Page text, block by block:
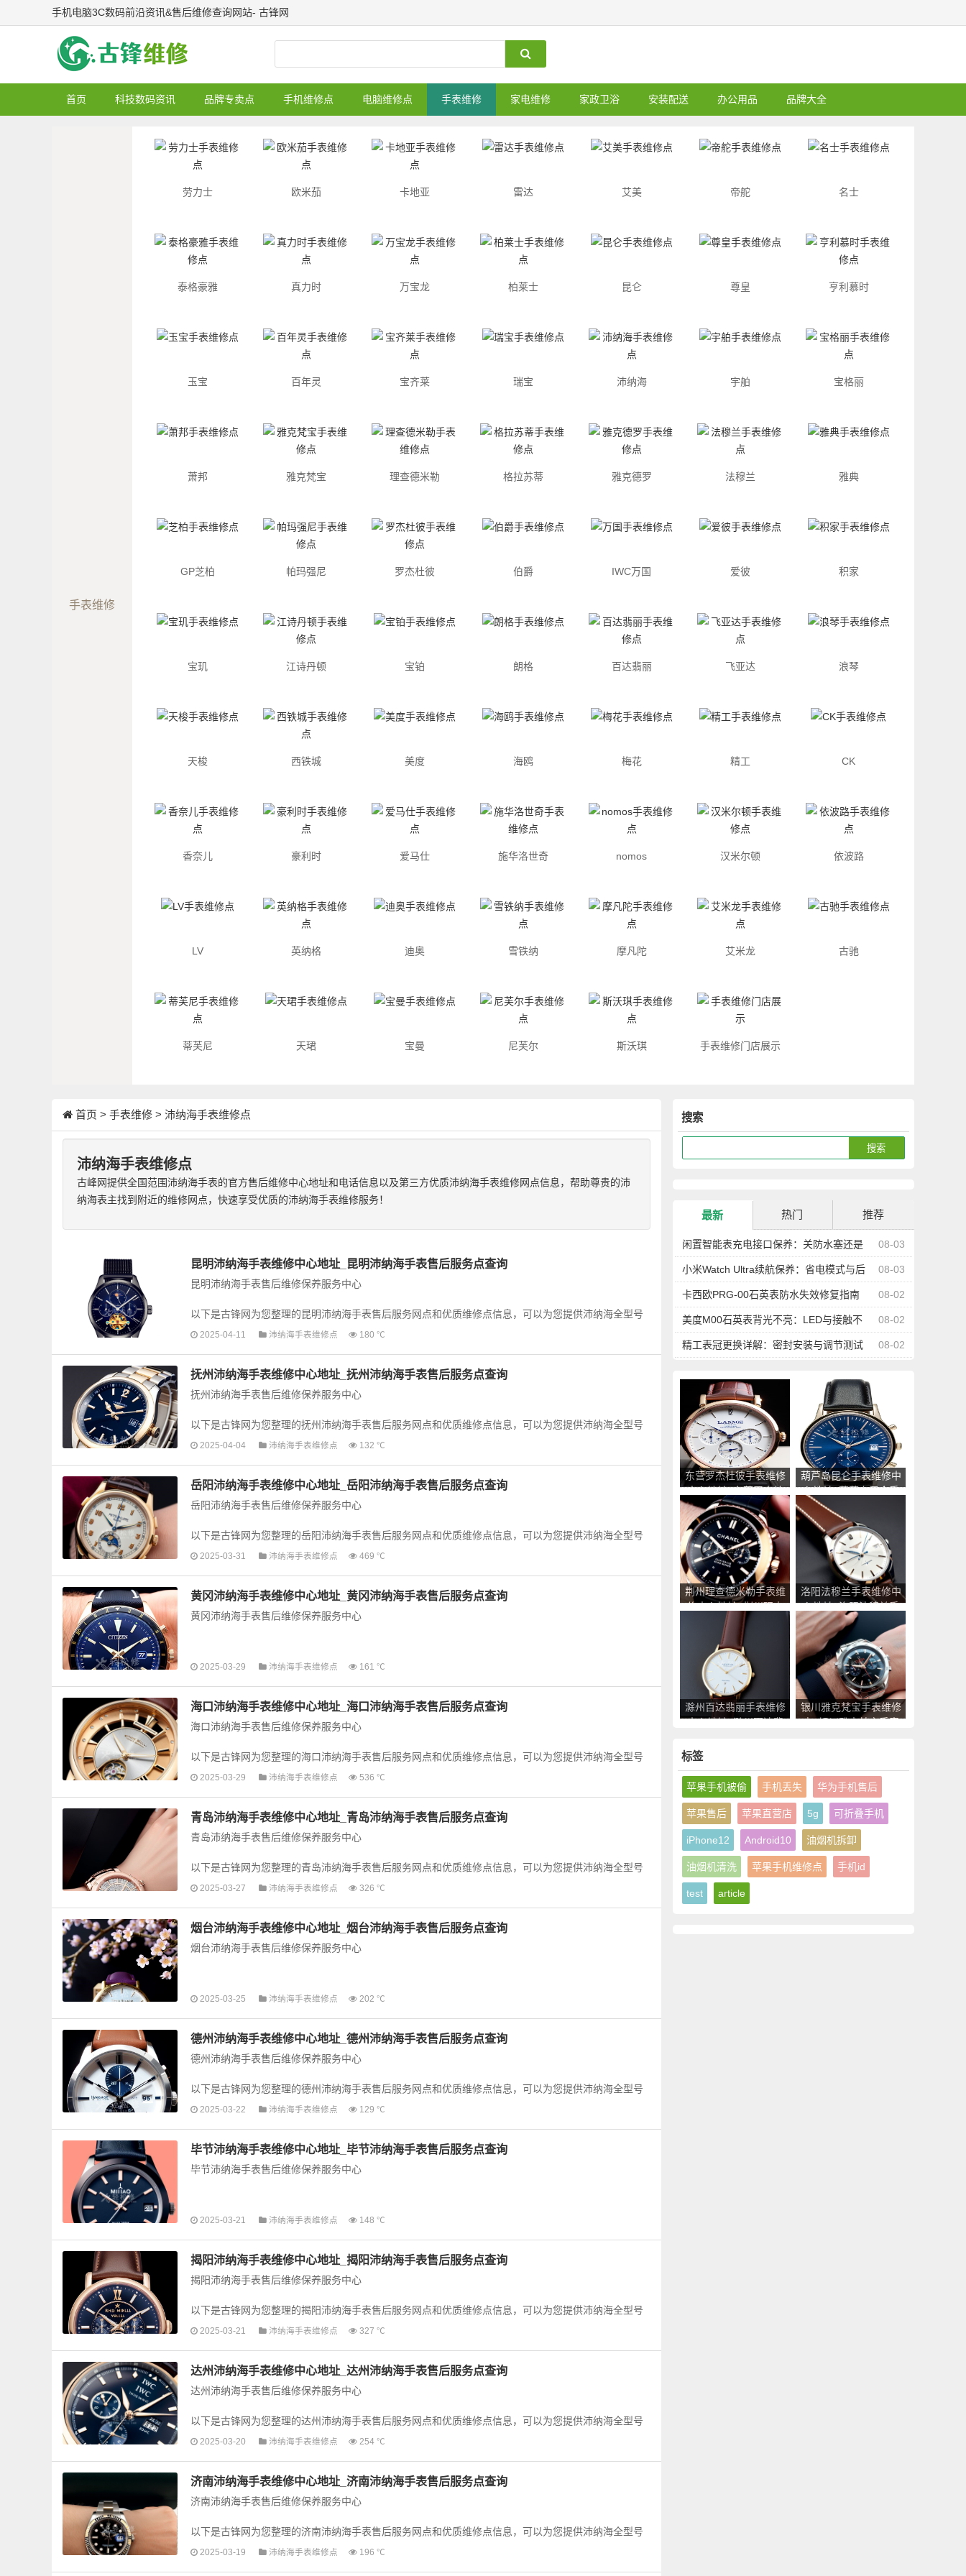
手机电脑3C数码前沿资讯&售后维修查询网站- 古锋网
首页 科技数码资讯 品牌专卖点 手机维修点 电脑维修点 手表维修 家电维修 家政卫浴 安装配送 办公用品 品牌大全
手表维修
劳力士 欧米茄 卡地亚 雷达 艾美 帝舵 名士
泰格豪雅 真力时 万宝龙 柏莱士 昆仑 尊皇 亨利慕时
玉宝 百年灵 宝齐莱 瑞宝 沛纳海 宇舶 宝格丽
萧邦 雅克梵宝 理查德米勒 格拉苏蒂 雅克德罗 法穆兰 雅典
GP芝柏 帕玛强尼 罗杰杜彼 伯爵 IWC万国 爱彼 积家
宝玑 江诗丹顿 宝铂 朗格 百达翡丽 飞亚达 浪琴
天梭 西铁城 美度 海鸥 梅花 精工 CK
香奈儿 豪利时 爱马仕 施华洛世奇 nomos 汉米尔顿 依波路
LV 英纳格 迪奥 雪铁纳 摩凡陀 艾米龙 古驰
蒂芙尼 天珺 宝曼 尼芙尔 斯沃琪 手表维修门店展示
搜索
最新 热门 推荐
08-03
闲置智能表充电接口保养：关防水塞还是
防尘更重要 08-03
小米Watch Ultra续航保养：省电模式与后
台管理 08-02
卡西欧PRG-00石英表防水失效修复指南
08-02
美度M00石英表背光不亮：LED与接触不
良修复 08-02
精工表冠更换详解：密封安装与调节测试
东营罗杰杜彼手表维修
中心地址_东营罗杰杜
彼手表售后服务点查询
葫芦岛昆仑手表维修中
心地址_葫芦岛昆仑手
表售后服务点查询
荆州理查德米勒手表维
修中心地址_荆州理查
德米勒手表售后服务点
查询
洛阳法穆兰手表维修中
心地址_洛阳法穆兰手
表售后服务点查询
滁州百达翡丽手表维修
中心地址_滁州百达翡
银川雅克梵宝手表维修
点_银川雅克梵宝手表
标签
苹果手机被偷 手机丢失 华为手机售后
苹果售后 苹果直营店 5g 可折叠手机
iPhone12 Android10 油烟机拆卸
油烟机清洗 苹果手机维修点 手机id
test article
首页 > 手表维修 > 沛纳海手表维修点
沛纳海手表维修点
古峰网提供全国范围沛纳海手表的官方售后维修中心地址和电话信息以及第三方优质沛纳海手表维修网点信息，帮助尊贵的沛
纳海表主找到附近的维修网点，快速享受优质的沛纳海手表维修服务！
昆明沛纳海手表维修中心地址_昆明沛纳海手表售后服务点查询
昆明沛纳海手表售后维修保养服务中心
以下是古锋网为您整理的昆明沛纳海手表售后服务网点和优质维修点信息，可以为您提供沛纳海全型号
手表的故障检测维修，手表保养等业务，为了...
2025-04-11 沛纳海手表维修点 180 ℃
抚州沛纳海手表维修中心地址_抚州沛纳海手表售后服务点查询
抚州沛纳海手表售后维修保养服务中心
以下是古锋网为您整理的抚州沛纳海手表售后服务网点和优质维修点信息，可以为您提供沛纳海全型号
手表的故障检测维修，手表保养等业务，为了...
2025-04-04 沛纳海手表维修点 132 ℃
岳阳沛纳海手表维修中心地址_岳阳沛纳海手表售后服务点查询
岳阳沛纳海手表售后维修保养服务中心
以下是古锋网为您整理的岳阳沛纳海手表售后服务网点和优质维修点信息，可以为您提供沛纳海全型号
手表的故障检测维修，手表保养等业务，为了...
2025-03-31 沛纳海手表维修点 469 ℃
黄冈沛纳海手表维修中心地址_黄冈沛纳海手表售后服务点查询
黄冈沛纳海手表售后维修保养服务中心
以下是古锋网为您整理的黄冈沛纳海手表售后服务网点和优质维修点信息，可以为您提供沛纳海全型号
2025-03-29 沛纳海手表维修点 161 ℃
海口沛纳海手表维修中心地址_海口沛纳海手表售后服务点查询
海口沛纳海手表售后维修保养服务中心
以下是古锋网为您整理的海口沛纳海手表售后服务网点和优质维修点信息，可以为您提供沛纳海全型号
手表的故障检测维修，手表保养等业务，为了...
2025-03-29 沛纳海手表维修点 536 ℃
青岛沛纳海手表维修中心地址_青岛沛纳海手表售后服务点查询
青岛沛纳海手表售后维修保养服务中心
以下是古锋网为您整理的青岛沛纳海手表售后服务网点和优质维修点信息，可以为您提供沛纳海全型号
手表的故障检测维修，手表保养等业务，为了...
2025-03-27 沛纳海手表维修点 326 ℃
烟台沛纳海手表维修中心地址_烟台沛纳海手表售后服务点查询
烟台沛纳海手表售后维修保养服务中心
以下是古锋网为您整理的烟台沛纳海手表售后服务网点和优质维修点信息，可以为您提供沛纳海全型号
2025-03-25 沛纳海手表维修点 202 ℃
德州沛纳海手表维修中心地址_德州沛纳海手表售后服务点查询
德州沛纳海手表售后维修保养服务中心
以下是古锋网为您整理的德州沛纳海手表售后服务网点和优质维修点信息，可以为您提供沛纳海全型号
手表的故障检测维修，手表保养等业务，为了...
2025-03-22 沛纳海手表维修点 129 ℃
毕节沛纳海手表维修中心地址_毕节沛纳海手表售后服务点查询
毕节沛纳海手表售后维修保养服务中心
以下是古锋网为您整理的毕节沛纳海手表售后服务网点和优质维修点信息，可以为您提供沛纳海全型号
2025-03-21 沛纳海手表维修点 148 ℃
揭阳沛纳海手表维修中心地址_揭阳沛纳海手表售后服务点查询
揭阳沛纳海手表售后维修保养服务中心
以下是古锋网为您整理的揭阳沛纳海手表售后服务网点和优质维修点信息，可以为您提供沛纳海全型号
手表的故障检测维修，手表保养等业务，为了...
2025-03-21 沛纳海手表维修点 327 ℃
达州沛纳海手表维修中心地址_达州沛纳海手表售后服务点查询
达州沛纳海手表售后维修保养服务中心
以下是古锋网为您整理的达州沛纳海手表售后服务网点和优质维修点信息，可以为您提供沛纳海全型号
手表的故障检测维修，手表保养等业务，为了...
2025-03-20 沛纳海手表维修点 254 ℃
济南沛纳海手表维修中心地址_济南沛纳海手表售后服务点查询
济南沛纳海手表售后维修保养服务中心
以下是古锋网为您整理的济南沛纳海手表售后服务网点和优质维修点信息，可以为您提供沛纳海全型号
手表的故障检测维修，手表保养等业务，为了...
2025-03-19 沛纳海手表维修点 196 ℃